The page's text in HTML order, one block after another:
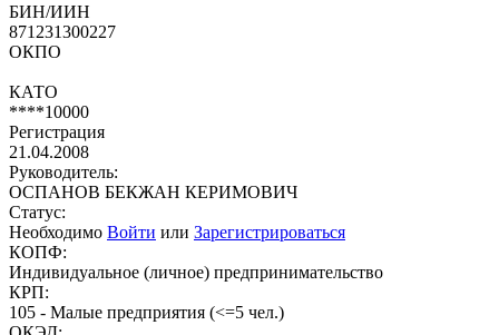
БИН/ИИН
871231300227
ОКПО
КАТО
****10000
Регистрация
21.04.2008
Руководитель:
ОСПАНОВ БЕКЖАН КЕРИМОВИЧ
Статус:
Необходимо Войти или Зарегистрироваться
КОПФ:
Индивидуальное (личное) предпринимательство
КРП:
105 - Малые предприятия (<=5 чел.)